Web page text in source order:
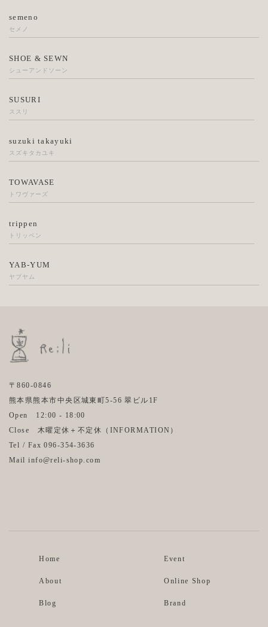
semeno
セメノ
SHOE & SEWN
シューアンドソーン
SUSURI
ススリ
suzuki takayuki
スズキタカユキ
TOWAVASE
トワヴァーズ
trippen
トリッペン
YAB-YUM
ヤブヤム
〒860-0846
熊本県熊本市中央区城東町5-56 翠ビル1F
Open 12:00 - 18:00
Close 木曜定休＋不定休（ INFORMATION ）
Tel / Fax 096-354-3636
Mail info@reli-shop.com
Home
About
Blog
Event
Online Shop
Brand